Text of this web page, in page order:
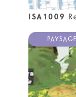
ISA1009
PAYSAGE